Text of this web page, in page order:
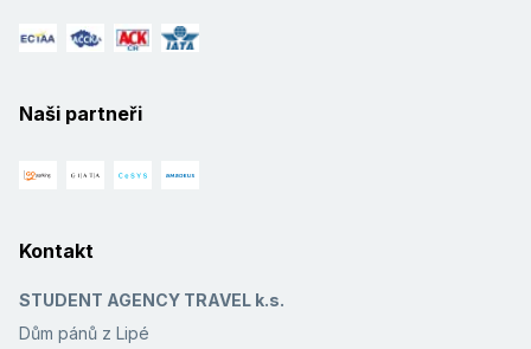
Naši partneři
Kontakt
STUDENT AGENCY TRAVEL k.s.
Dům pánů z Lipé